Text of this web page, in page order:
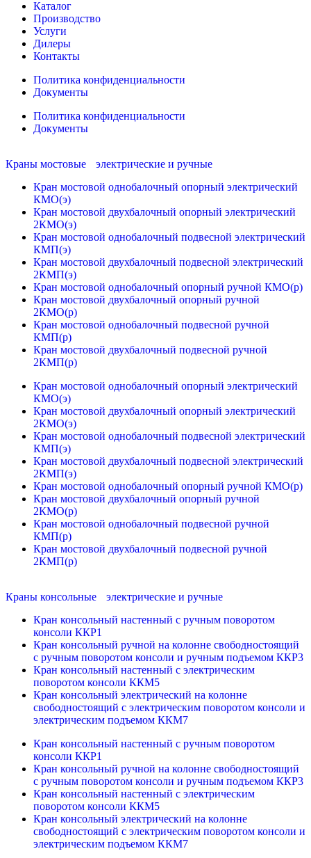
Каталог
Производство
Услуги
Дилеры
Контакты
Политика конфиденциальности
Документы
Политика конфиденциальности
Документы
Краны мостовые электрические и ручные
Кран мостовой однобалочный опорный электрический
КМО(э)
Кран мостовой двухбалочный опорный электрический
2КМО(э)
Кран мостовой однобалочный подвесной электрический
КМП(э)
Кран мостовой двухбалочный подвесной электрический
2КМП(э)
Кран мостовой однобалочный опорный ручной КМО(р)
Кран мостовой двухбалочный опорный ручной
2КМО(р)
Кран мостовой однобалочный подвесной ручной
КМП(р)
Кран мостовой двухбалочный подвесной ручной
2КМП(р)
Кран мостовой однобалочный опорный электрический
КМО(э)
Кран мостовой двухбалочный опорный электрический
2КМО(э)
Кран мостовой однобалочный подвесной электрический
КМП(э)
Кран мостовой двухбалочный подвесной электрический
2КМП(э)
Кран мостовой однобалочный опорный ручной КМО(р)
Кран мостовой двухбалочный опорный ручной
2КМО(р)
Кран мостовой однобалочный подвесной ручной
КМП(р)
Кран мостовой двухбалочный подвесной ручной
2КМП(р)
Краны консольные электрические и ручные
Кран консольный настенный с ручным поворотом
консоли ККР1
Кран консольный ручной на колонне свободностоящий
с ручным поворотом консоли и ручным подъемом ККР3
Кран консольный настенный с электрическим
поворотом консоли ККМ5
Кран консольный электрический на колонне
свободностоящий с электрическим поворотом консоли и
электрическим подъемом ККМ7
Кран консольный настенный с ручным поворотом
консоли ККР1
Кран консольный ручной на колонне свободностоящий
с ручным поворотом консоли и ручным подъемом ККР3
Кран консольный настенный с электрическим
поворотом консоли ККМ5
Кран консольный электрический на колонне
свободностоящий с электрическим поворотом консоли и
электрическим подъемом ККМ7